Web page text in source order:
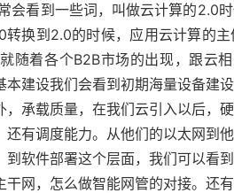
会看到一些词，叫做云计算的2.0
换到2.0的时候，应用云计算的
随着各个B2B市场的出现，跟云
建设我们会看到初期海量设备建
承载质量，在我们云引入以后，
有调度能力。从他们的以太网到
软件部署这个层面，我们可以看
网，怎么做智能网管的对接。还